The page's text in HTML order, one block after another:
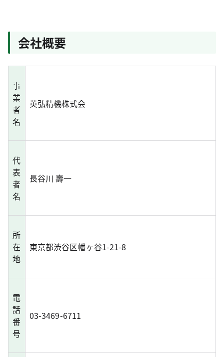
会社概要
事
業
者
名
英弘精機株式会
代
表
者
名
長谷川 壽一
所
在
地
東京都渋谷区幡ヶ谷1-21-8
電
話
番
号
03-3469-6711